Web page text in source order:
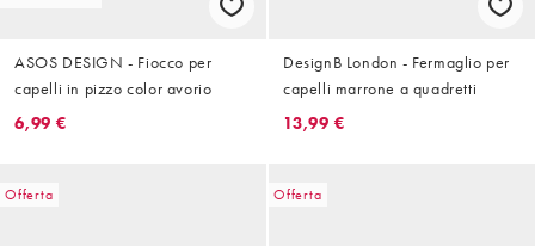
ASOS DESIGN - Fiocco per
capelli in pizzo color avorio
6,99 €
DesignB London - Fermaglio per
capelli marrone a quadretti
13,99 €
Offerta Offerta